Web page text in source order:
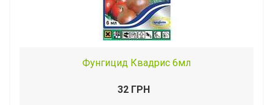
Фунгицид Квадрис 6мл
32 ГРН